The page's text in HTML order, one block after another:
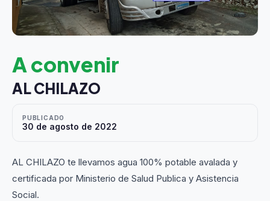
A convenir
AL CHILAZO
PUBLICADO
30 de agosto de 2022
AL CHILAZO te llevamos agua 100% potable avalada y
certificada por Ministerio de Salud Publica y Asistencia
Social.